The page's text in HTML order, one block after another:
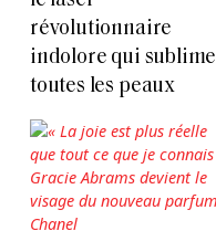
révolutionnaire
indolore qui sublime
toutes les peaux